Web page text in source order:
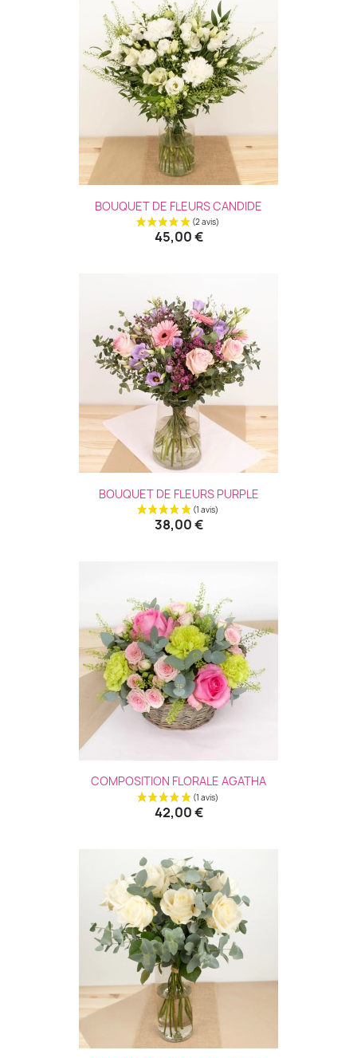
BOUQUET DE FLEURS CANDIDE
45,00 €
BOUQUET DE FLEURS PURPLE
38,00 €
COMPOSITION FLORALE AGATHA
42,00 €